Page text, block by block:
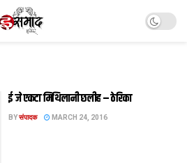
ई जे एकटा मिथि‍लानी छलीह – ठेरिका
BYसंपादक MARCH 24, 2016